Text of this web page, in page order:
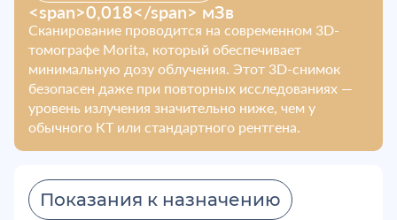
<span>0,018</span> мЗв
Сканирование проводится на современном 3D-
томографе Morita, который обеспечивает
минимальную дозу облучения. Этот 3D-снимок
безопасен даже при повторных исследованиях —
уровень излучения значительно ниже, чем у
обычного КТ или стандартного рентгена.
Показания к назначению